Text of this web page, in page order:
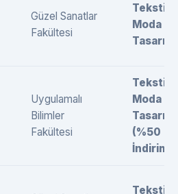
Güzel Sanatlar
Fakültesi
Tekstil
Moda
Tasarımı
Uygulamalı
Bilimler
Fakültesi
Tekstil
Moda
Tasarımı
(%50
İndirimli)
Tekstil